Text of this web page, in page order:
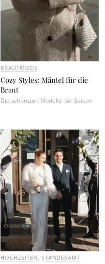
BRAUTMODE
Cozy Styles: Mäntel für die
Braut
Die schönsten Modelle der Saison
HOCHZEITEN STANDESAMT